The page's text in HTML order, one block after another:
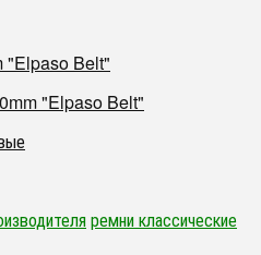
"Elpaso Belt"
"Elpaso Belt"
ремни классические